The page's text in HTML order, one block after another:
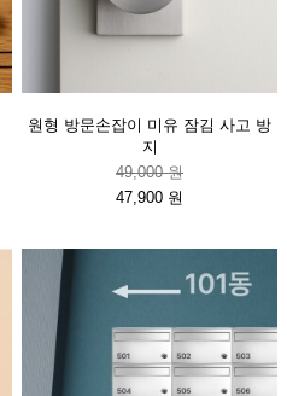
원형 방문손잡이 미유 잠김 사고 방
지
49,000 원
47,900 원